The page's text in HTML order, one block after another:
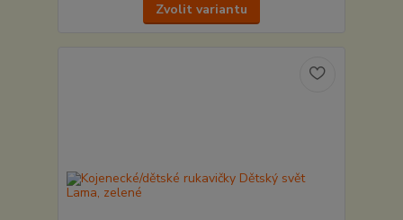
Zvolit variantu